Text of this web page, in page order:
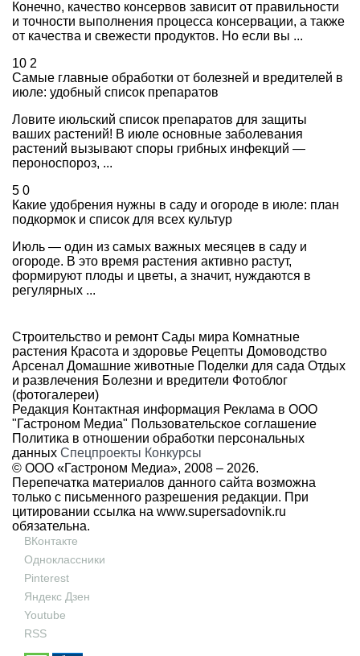
Конечно, качество консервов зависит от правильности
и точности выполнения процесса консервации, а также
от качества и свежести продуктов. Но если вы ...
10 2
Самые главные обработки от болезней и вредителей в
июле: удобный список препаратов
Ловите июльский список препаратов для защиты
ваших растений! В июле основные заболевания
растений вызывают споры грибных инфекций —
пероноспороз, ...
5 0
Какие удобрения нужны в саду и огороде в июле: план
подкормок и список для всех культур
Июль — один из самых важных месяцев в саду и
огороде. В это время растения активно растут,
формируют плоды и цветы, а значит, нуждаются в
регулярных ...
Строительство и ремонт Сады мира Комнатные
растения Красота и здоровье Рецепты Домоводство
Арсенал Домашние животные Поделки для сада Отдых
и развлечения Болезни и вредители Фотоблог
(фотогалереи)
Редакция Контактная информация Реклама в ООО
"Гастроном Медиа" Пользовательское соглашение
Политика в отношении обработки персональных
данных Спецпроекты Конкурсы
© ООО «Гастроном Медиа», 2008 – 2026.
Перепечатка материалов данного сайта возможна
только с письменного разрешения редакции. При
цитировании ссылка на www.supersadovnik.ru
обязательна.
ВКонтакте
Одноклассники
Pinterest
Яндекс Дзен
Youtube
RSS